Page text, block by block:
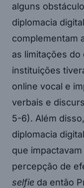
alguns
diplomacia
complementam
as limitações do
instituições
online vocal e
verbais e
5-6). Além
diplomacia
que
percepção de
selfie da então